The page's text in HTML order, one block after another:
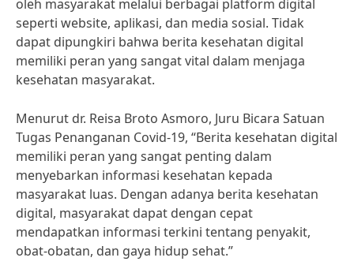
oleh masyarakat melalui berbagai platform digital
seperti website, aplikasi, dan media sosial. Tidak
dapat dipungkiri bahwa berita kesehatan digital
memiliki peran yang sangat vital dalam menjaga
kesehatan masyarakat.
Menurut dr. Reisa Broto Asmoro, Juru Bicara Satuan
Tugas Penanganan Covid-19, “Berita kesehatan digital
memiliki peran yang sangat penting dalam
menyebarkan informasi kesehatan kepada
masyarakat luas. Dengan adanya berita kesehatan
digital, masyarakat dapat dengan cepat
mendapatkan informasi terkini tentang penyakit,
obat-obatan, dan gaya hidup sehat.”